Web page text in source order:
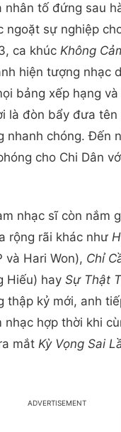
nhân tố đứng sau
ngoặt sự nghiệp
ca khúc Không
hiện tượng nhạc
bảng xếp hạng
là đòn bẩy đưa tên
nhanh chóng. Đến
cho Chi Dân
nhạc sĩ còn nắm
rộng rãi khác như
và Hari Won), Chỉ
Hiếu) hay Sự Thật
thập kỷ mới, anh
hợp thời khi
mắt Kỳ Vọng Sai